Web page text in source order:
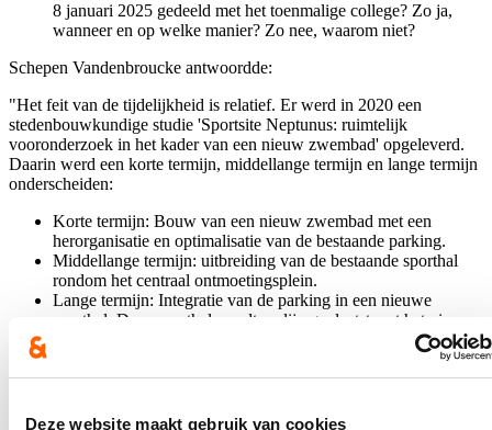
Deze website maakt gebruik van cookies
8 januari 2025 gedeeld met het toenmalige college? Zo ja,
wanneer en op welke manier? Zo nee, waarom niet?
Schepen Vandenbroucke antwoordde:
"Het feit van de tijdelijkheid is relatief. Er werd in 2020 een
stedenbouwkundige studie 'Sportsite Neptunus: ruimtelijk
vooronderzoek in het kader van een nieuw zwembad' opgeleverd.
Daarin werd een korte termijn, middellange termijn en lange termijn
onderscheiden:
Korte termijn: Bouw van een nieuw zwembad met een
herorganisatie en optimalisatie van de bestaande parking.
Middellange termijn: uitbreiding van de bestaande sporthal
rondom het centraal ontmoetingsplein.
Lange termijn: Integratie van de parking in een nieuwe
sporthal. Deze sporthal wordt op lijn geplaatst met het nieuwe
zwembad en de uitbreiding van de bestaande sporthal.
De geciteerde tijdelijkheid hangt dus af van timing van de lange